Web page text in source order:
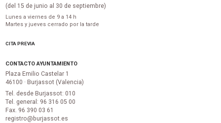
(del 15 de junio al 30 de septiembre)
Lunes a viernes de 9 a 14 h
Martes y jueves cerrado por la tarde
CITA PREVIA
CONTACTO AYUNTAMIENTO
Plaza Emilio Castelar 1
46100 · Burjassot (Valencia)
Tel. desde Burjassot: 010
Tel. general: 96 316 05 00
Fax. 96 390 03 61
registro@burjassot.es